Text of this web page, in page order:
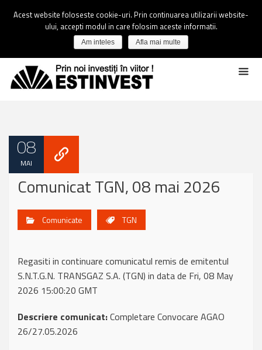
08
MAI
Comunicat TGN, 08 mai 2026
Comunicate TGN
Regasiti in continuare comunicatul remis de emitentul
S.N.T.G.N. TRANSGAZ S.A. (TGN) in data de Fri, 08 May
2026 15:00:20 GMT
Descriere comunicat:Completare Convocare AGAO
26/27.05.2026
Acest website foloseste cookie-uri. Prin continuarea utilizarii website-
ului, accepti modul in care folosim aceste informatii.
Am inteles Afla mai multe